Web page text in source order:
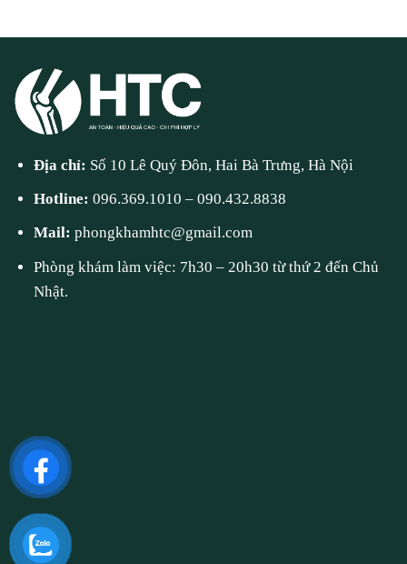
Địa chỉ: Số 10 Lê Quý Đôn, Hai Bà Trưng, Hà Nội
Hotline:096.369.1010 –090.432.8838
Mail:phongkhamhtc@gmail.com
Phòng khám làm việc: 7h30 – 20h30 từ thứ 2 đến Chủ
Nhật.